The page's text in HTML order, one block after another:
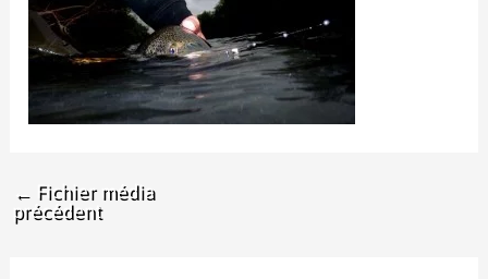
← Fichier média
précédent